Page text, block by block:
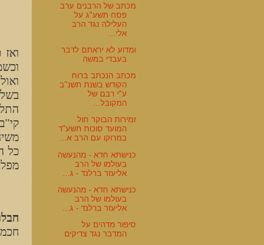
ואז
כל
מכתב של הרבנים ערב
פסח תשע"ג על
העלילה נגד הרב
אלי...
ומדוע לא יראתם לדבר
בעבדי במשה
מכתב הנכתב ברוח
הקודש בשנת תשנ"ב
ע"י רבם של
המקובל...
זמירות הבוקר חול
המועד סוכות תשע"ד
במרוקו עם הרב א...
כנישתא חדא - מהנעשה
בעולמו של הרב
אליעזר ברלנד - ג...
כנישתא חדא - מהנעשה
בעולמו של הרב
אליעזר ברלנד - ג...
סיפור מדהים על
המדבר נגד צדיקים